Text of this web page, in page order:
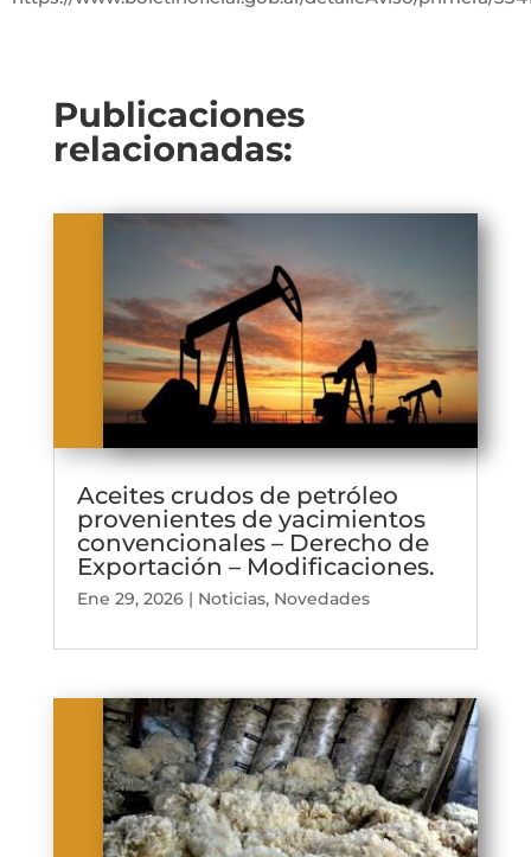
Publicaciones
relacionadas:
Aceites crudos de petróleo
provenientes de yacimientos
convencionales – Derecho de
Exportación – Modificaciones.
Ene 29, 2026| Noticias, Novedades